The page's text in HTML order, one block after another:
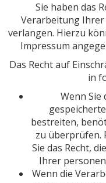
Sie haben das
Verarbeitung
verlangen. Hierzu
Impressum
Das Recht auf
in
Wenn Sie
bestreiten,
zu überprüfen.
Sie das Recht,
Ihrer
Wenn die